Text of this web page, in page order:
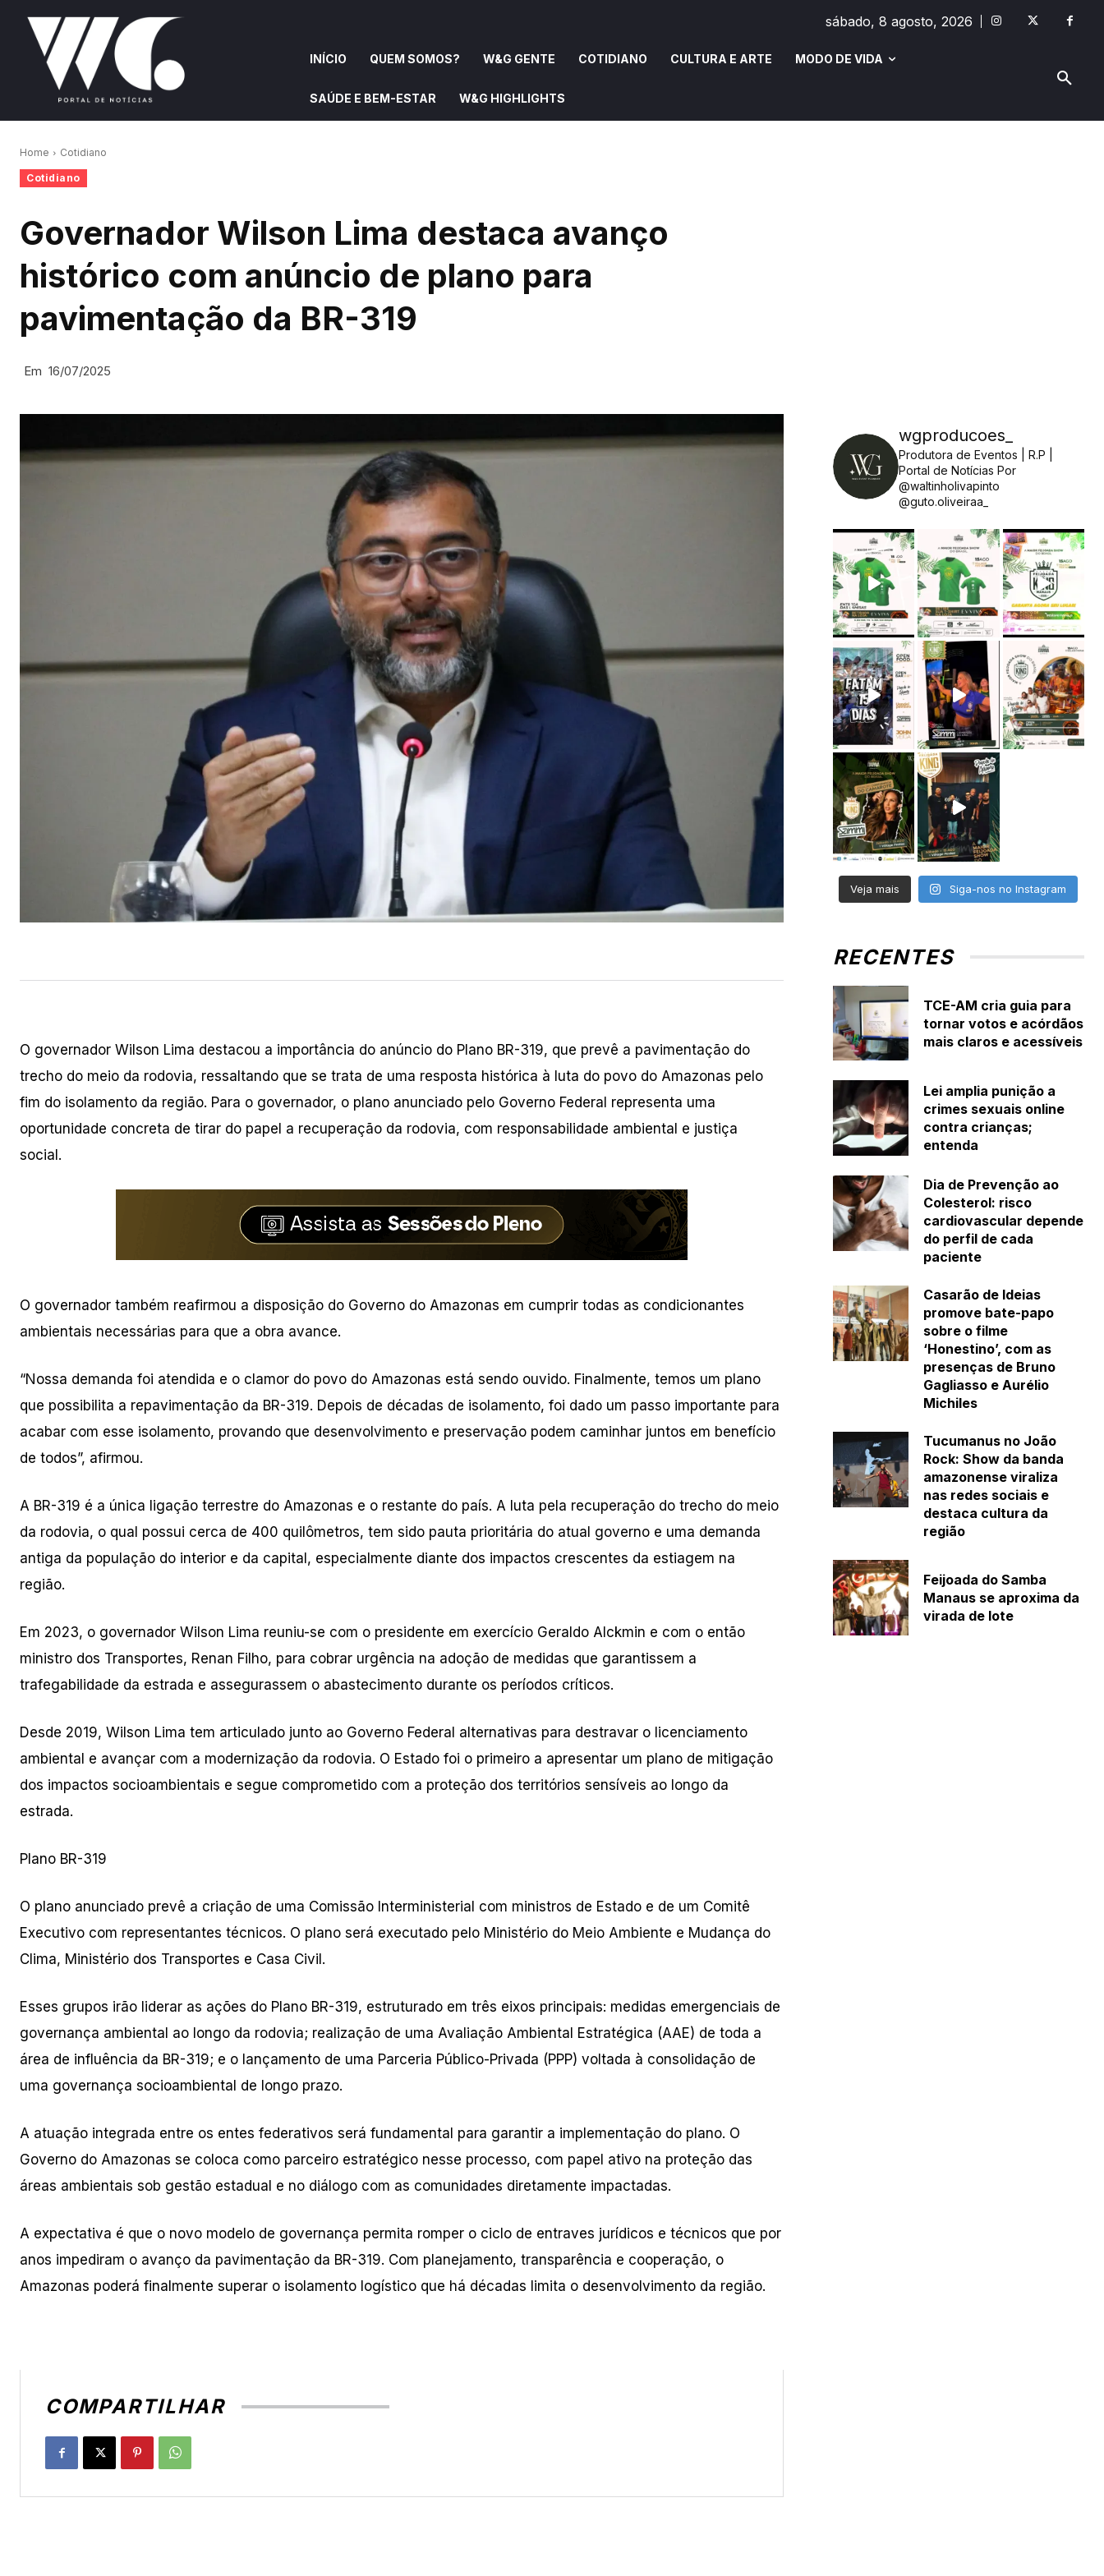
sábado, 8 agosto, 2026
INÍCIO QUEM SOMOS? W&G GENTE COTIDIANO CULTURA E ARTE MODO DE VIDA
SAÚDE E BEM-ESTAR W&G HIGHLIGHTS
Home Cotidiano
Cotidiano
Governador Wilson Lima destaca avanço
histórico com anúncio de plano para
pavimentação da BR-319
Em 16/07/2025
O governador Wilson Lima destacou a importância do anúncio do Plano BR-319, que prevê a pavimentação do
trecho do meio da rodovia, ressaltando que se trata de uma resposta histórica à luta do povo do Amazonas pelo
fim do isolamento da região. Para o governador, o plano anunciado pelo Governo Federal representa uma
oportunidade concreta de tirar do papel a recuperação da rodovia, com responsabilidade ambiental e justiça
social.
O governador também reafirmou a disposição do Governo do Amazonas em cumprir todas as condicionantes
ambientais necessárias para que a obra avance.
“Nossa demanda foi atendida e o clamor do povo do Amazonas está sendo ouvido. Finalmente, temos um plano
que possibilita a repavimentação da BR-319. Depois de décadas de isolamento, foi dado um passo importante para
acabar com esse isolamento, provando que desenvolvimento e preservação podem caminhar juntos em benefício
de todos”, afirmou.
A BR-319 é a única ligação terrestre do Amazonas e o restante do país. A luta pela recuperação do trecho do meio
da rodovia, o qual possui cerca de 400 quilômetros, tem sido pauta prioritária do atual governo e uma demanda
antiga da população do interior e da capital, especialmente diante dos impactos crescentes da estiagem na
região.
Em 2023, o governador Wilson Lima reuniu-se com o presidente em exercício Geraldo Alckmin e com o então
ministro dos Transportes, Renan Filho, para cobrar urgência na adoção de medidas que garantissem a
trafegabilidade da estrada e assegurassem o abastecimento durante os períodos críticos.
Desde 2019, Wilson Lima tem articulado junto ao Governo Federal alternativas para destravar o licenciamento
ambiental e avançar com a modernização da rodovia. O Estado foi o primeiro a apresentar um plano de mitigação
dos impactos socioambientais e segue comprometido com a proteção dos territórios sensíveis ao longo da
estrada.
Plano BR-319
O plano anunciado prevê a criação de uma Comissão Interministerial com ministros de Estado e de um Comitê
Executivo com representantes técnicos. O plano será executado pelo Ministério do Meio Ambiente e Mudança do
Clima, Ministério dos Transportes e Casa Civil.
Esses grupos irão liderar as ações do Plano BR-319, estruturado em três eixos principais: medidas emergenciais de
governança ambiental ao longo da rodovia; realização de uma Avaliação Ambiental Estratégica (AAE) de toda a
área de influência da BR-319; e o lançamento de uma Parceria Público-Privada (PPP) voltada à consolidação de
uma governança socioambiental de longo prazo.
A atuação integrada entre os entes federativos será fundamental para garantir a implementação do plano. O
Governo do Amazonas se coloca como parceiro estratégico nesse processo, com papel ativo na proteção das
áreas ambientais sob gestão estadual e no diálogo com as comunidades diretamente impactadas.
A expectativa é que o novo modelo de governança permita romper o ciclo de entraves jurídicos e técnicos que por
anos impediram o avanço da pavimentação da BR-319. Com planejamento, transparência e cooperação, o
Amazonas poderá finalmente superar o isolamento logístico que há décadas limita o desenvolvimento da região.
COMPARTILHAR
wgproducoes_
Produtora de Eventos | R.P |
Portal de Notícias Por
@waltinholivapinto
@guto.oliveiraa_
Veja mais Siga-nos no Instagram
RECENTES
TCE-AM cria guia para
tornar votos e acórdãos
mais claros e acessíveis
Lei amplia punição a
crimes sexuais online
contra crianças;
entenda
Dia de Prevenção ao
Colesterol: risco
cardiovascular depende
do perfil de cada
paciente
Casarão de Ideias
promove bate-papo
sobre o filme
‘Honestino’, com as
presenças de Bruno
Gagliasso e Aurélio
Michiles
Tucumanus no João
Rock: Show da banda
amazonense viraliza
nas redes sociais e
destaca cultura da
região
Feijoada do Samba
Manaus se aproxima da
virada de lote